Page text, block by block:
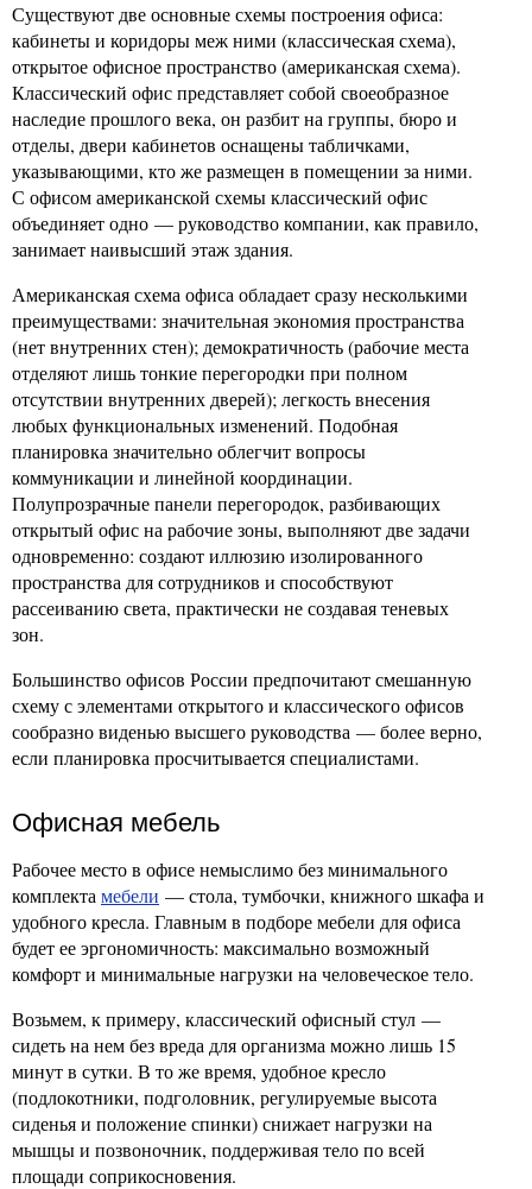
Существуют две основные схемы построения офиса:
кабинеты и коридоры меж ними (классическая схема),
открытое офисное пространство (американская схема).
Классический офис представляет собой своеобразное
наследие прошлого века, он разбит на группы, бюро и
отделы, двери кабинетов оснащены табличками,
указывающими, кто же размещен в помещении за ними.
С офисом американской схемы классический офис
объединяет одно — руководство компании, как правило,
занимает наивысший этаж здания.
Американская схема офиса обладает сразу несколькими
преимуществами: значительная экономия пространства
(нет внутренних стен); демократичность (рабочие места
отделяют лишь тонкие перегородки при полном
отсутствии внутренних дверей); легкость внесения
любых функциональных изменений. Подобная
планировка значительно облегчит вопросы
коммуникации и линейной координации.
Полупрозрачные панели перегородок, разбивающих
открытый офис на рабочие зоны, выполняют две задачи
одновременно: создают иллюзию изолированного
пространства для сотрудников и способствуют
рассеиванию света, практически не создавая теневых
зон.
Большинство офисов России предпочитают смешанную
схему с элементами открытого и классического офисов
сообразно виденью высшего руководства — более верно,
если планировка просчитывается специалистами.
Офисная мебель
Рабочее место в офисе немыслимо без минимального
комплекта мебели — стола, тумбочки, книжного шкафа и
удобного кресла. Главным в подборе мебели для офиса
будет ее эргономичность: максимально возможный
комфорт и минимальные нагрузки на человеческое тело.
Возьмем, к примеру, классический офисный стул —
сидеть на нем без вреда для организма можно лишь 15
минут в сутки. В то же время, удобное кресло
(подлокотники, подголовник, регулируемые высота
сиденья и положение спинки) снижает нагрузки на
мышцы и позвоночник, поддерживая тело по всей
площади соприкосновения.